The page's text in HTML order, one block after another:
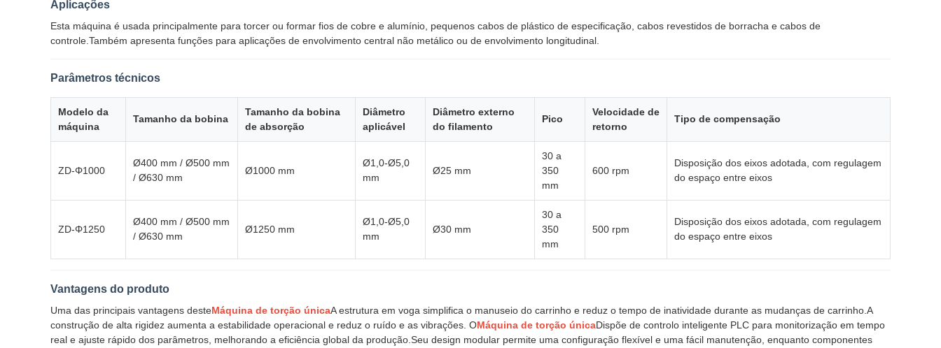
Aplicações
Esta máquina é usada principalmente para torcer ou formar fios de cobre e alumínio, pequenos cabos de plástico de especificação, cabos revestidos de borracha e cabos de
controle.Também apresenta funções para aplicações de envolvimento central não metálico ou de envolvimento longitudinal.
Parâmetros técnicos
Modelo da
máquina
Tamanho da bobina
Tamanho da bobina
de absorção
Diâmetro
aplicável
Diâmetro externo
do filamento
Pico
Velocidade de
retorno
Tipo de compensação
ZD-Φ1000
Ø400 mm / Ø500 mm
/ Ø630 mm
Ø1000 mm
Ø1,0-Ø5,0
mm
Ø25 mm
30 a
350
mm
600 rpm
Disposição dos eixos adotada, com regulagem
do espaço entre eixos
ZD-Φ1250
Ø400 mm / Ø500 mm
/ Ø630 mm
Ø1250 mm
Ø1,0-Ø5,0
mm
Ø30 mm
30 a
350
mm
500 rpm
Disposição dos eixos adotada, com regulagem
do espaço entre eixos
Vantagens do produto
Uma das principais vantagens desteMáquina de torção únicaA estrutura em voga simplifica o manuseio do carrinho e reduz o tempo de inatividade durante as mudanças de carrinho.A
construção de alta rigidez aumenta a estabilidade operacional e reduz o ruído e as vibrações. OMáquina de torção únicaDispõe de controlo inteligente PLC para monitorização em tempo
real e ajuste rápido dos parâmetros, melhorando a eficiência global da produção.Seu design modular permite uma configuração flexível e uma fácil manutenção, enquanto componentes